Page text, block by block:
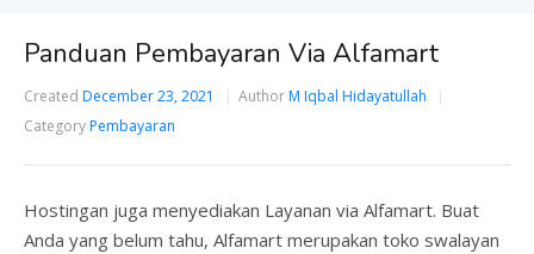
Panduan Pembayaran Via Alfamart
Created December 23, 2021 AuthorM Iqbal Hidayatullah
CategoryPembayaran
Hostingan juga menyediakan Layanan via Alfamart. Buat
Anda yang belum tahu, Alfamart merupakan toko swalayan